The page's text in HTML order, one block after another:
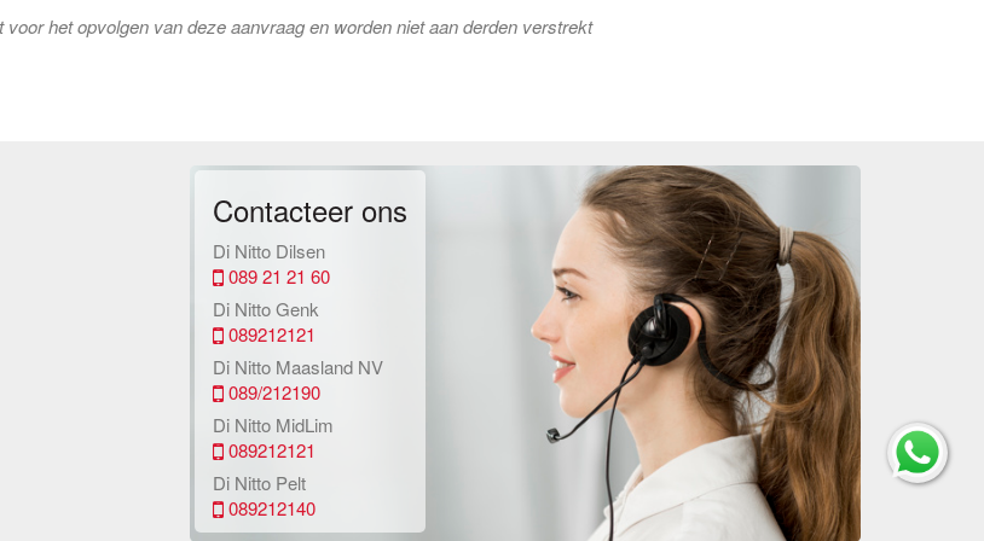
het opvolgen van deze aanvraag en worden niet aan derden verstrekt
Contacteer ons
Di Nitto Dilsen
089 21 21 60
Di Nitto Genk
089212121
Di Nitto Maasland NV
089/212190
Di Nitto MidLim
089212121
Di Nitto Pelt
089212140